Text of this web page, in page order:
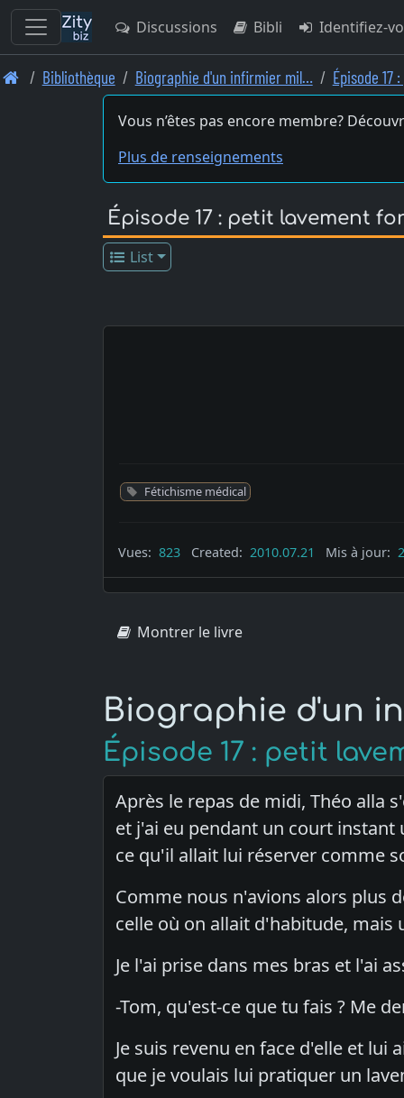
Skip
Discussions Bibli Identifiez-
Bibliothèque Biographie d'un infirmier mil… Épisode
Vous n’êtes pas encore membre?
Plus de renseignements
Épisode 17 : petit lavement
List
Fétichisme médical
Vues: 823 Created: 2010.07.21 Mis à jour:
Montrer le livre
Biographie d'un
Épisode 17 : petit
Après le repas de midi, Théo alla
et j'ai eu pendant un court instant
ce qu'il allait lui réserver comme
Comme nous n'avions alors plus
celle où on allait d'habitude,
Je l'ai prise dans mes bras et l'ai
-Tom, qu'est-ce que tu fais ? Me
Je suis revenu en face d'elle et lui
que je voulais lui pratiquer un